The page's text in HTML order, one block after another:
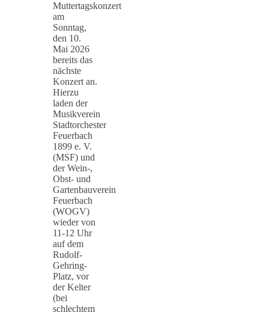
Muttertagskonzert
am
Sonntag,
den 10.
Mai 2026
bereits das
nächste
Konzert an.
Hierzu
laden der
Musikverein
Stadtorchester
Feuerbach
1899 e. V.
(MSF) und
der Wein-,
Obst- und
Gartenbauverein
Feuerbach
(WOGV)
wieder von
11-12 Uhr
auf dem
Rudolf-
Gehring-
Platz, vor
der Kelter
(bei
schlechtem